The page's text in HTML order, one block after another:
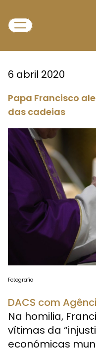
6 abril 2020
Papa Francisco
das cadeias
Fotografia
DACS com
Na homilia,
vítimas da
económicas